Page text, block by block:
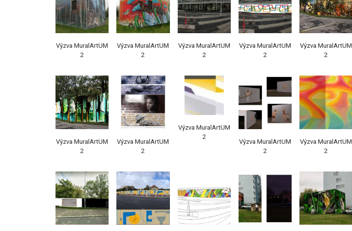
Výzva MuralArtUM
2
Výzva MuralArtUM
2
Výzva MuralArtUM
2
Výzva MuralArtUM
2
Výzva MuralArtUM
2
Výzva MuralArtUM
2
Výzva MuralArtUM
2
Výzva MuralArtUM
2
Výzva MuralArtUM
2
Výzva MuralArtUM
2